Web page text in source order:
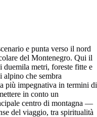
e punta verso il nord
del Montenegro. Qui il
duemila metri, foreste fitte e
alpino che sembra
più impegnativa in termini di
in conto un
centro di montagna —
del viaggio, tra spiritualità